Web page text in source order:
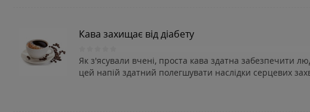
Кава захищає від діабету
Як з'ясували вчені, проста кава здатна забезпечити
цей напій здатний полегшувати наслідки серцевих